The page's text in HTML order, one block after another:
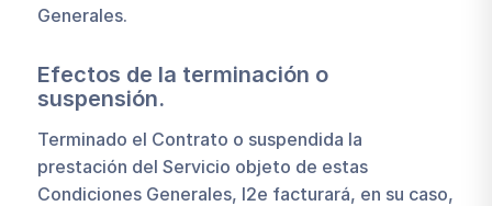
Generales.
Efectos de la terminación o
suspensión.
Terminado el Contrato o suspendida la
prestación del Servicio objeto de estas
Condiciones Generales, I2e facturará, en su caso,